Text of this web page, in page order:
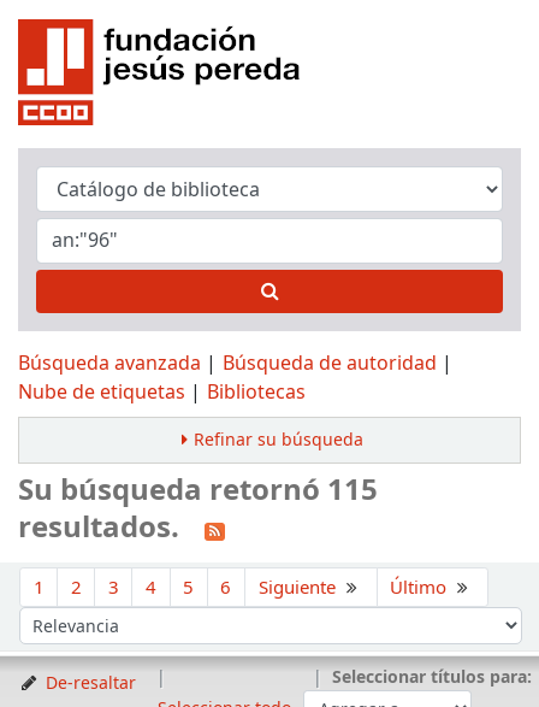
Búsqueda avanzada
Búsqueda de autoridad
Nube de etiquetas
Bibliotecas
Refinar su búsqueda
Su búsqueda retornó 115
resultados.
1 2 3 4 5 6 Siguiente Último
Ordenar por:
De-resaltar
Seleccionar títulos para: